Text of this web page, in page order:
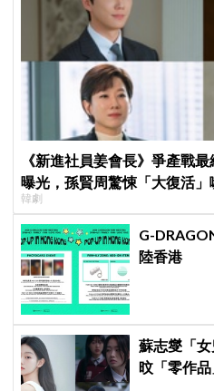
《新進社員姜會長》爭產戰
曝光，孫賢周驚悚「大復活」
韓劇
G-
陸香港
蘇志燮「
旼「零作